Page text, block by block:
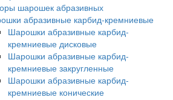
шарошек абразивных
абразивные карбид-кремниевые
Шарошки абразивные карбид-
кремниевые дисковые
Шарошки абразивные карбид-
кремниевые закругленные
Шарошки абразивные карбид-
кремниевые конические